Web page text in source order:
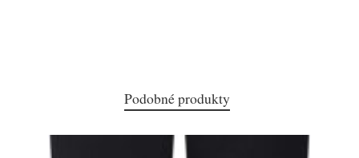
Podobné produkty